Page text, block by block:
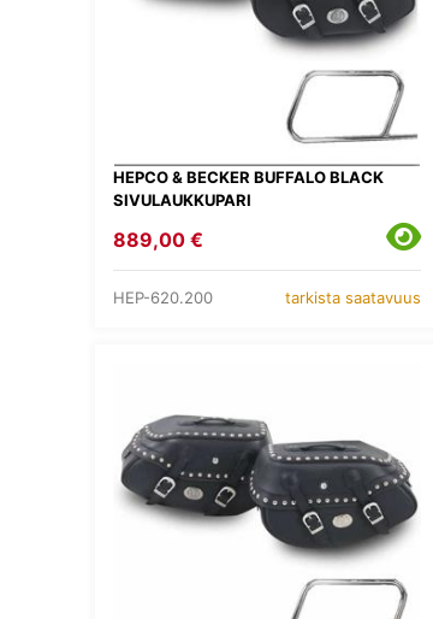
HEPCO & BECKER BUFFALO BLACK
SIVULAUKKUPARI
889,00 €
HEP-620.200 tarkista saatavuus